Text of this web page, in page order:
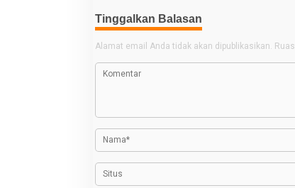
i
g
a
p
s
Tinggalkan Balasan
Alamat email Anda tidak akan dipublikasikan.